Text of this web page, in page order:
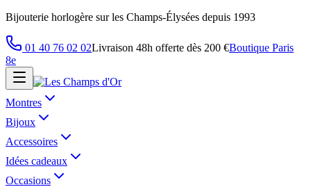
Bijouterie horlogère sur les Champs-Élysées depuis 1993
01 40 76 02 02Livraison 48h offerte dès 200 €Boutique Paris
8e
Montres
Bijoux
Accessoires
Idées cadeaux
Occasions